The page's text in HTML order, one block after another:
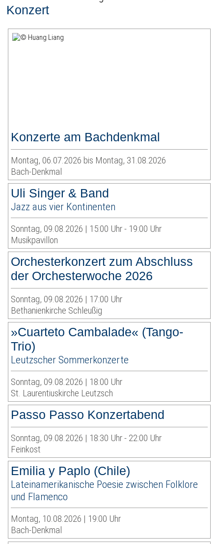
Konzert
Konzerte am Bachdenkmal
Montag, 06.07.2026 bis Montag, 31.08.2026
Bach-Denkmal
Uli Singer & Band
Jazz aus vier Kontinenten
Sonntag, 09.08.2026 | 15:00 Uhr - 19:00 Uhr
Musikpavillon
Orchesterkonzert zum Abschluss
der Orchesterwoche 2026
Sonntag, 09.08.2026 | 17:00 Uhr
Bethanienkirche Schleußig
»Cuarteto Cambalade« (Tango-
Trio)
Leutzscher Sommerkonzerte
Sonntag, 09.08.2026 | 18:00 Uhr
St. Laurentiuskirche Leutzsch
Passo Passo Konzertabend
Sonntag, 09.08.2026 | 18:30 Uhr - 22:00 Uhr
Feinkost
Emilia y Paplo (Chile)
Lateinamerikanische Poesie zwischen Folklore
und Flamenco
Montag, 10.08.2026 | 19:00 Uhr
Bach-Denkmal